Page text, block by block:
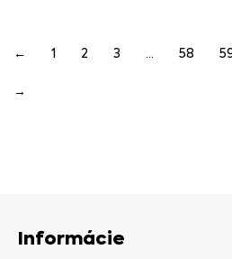
← 1 2 3 … 58
→
Informácie